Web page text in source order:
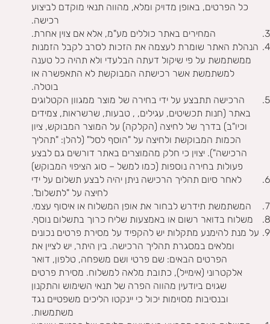
כל הפרטים, באופן מדויק ומלא, מהווה תנאי מוקדם לביצוע
רכישה.
המחירים באתר כוללים מע"מ, אלא אם צוין אחרת.
הנהלת האתר שומרת לעצמה את הזכות לסרב לקבל הזמנות
ממשתמשת על פי שיקול דעתה הבלעדי ולא תהיה כל טענה
למשתמשת אשר רכישתה המבוקשת לא התאפשרה או
בוטלה.
הרכישה תתבצע על ידי בחירה של מוצר ממגוון הקטלוגים
באתר (חנות תכשיטים, עגילים, , טבעות, שרשראות, צמידים
וכיו"ב) בדרך של לחיצה (הקלקה) על המוצר המבוקש, ציון
הכמות המבוקשת ולחיצה על "הוסף לסל" (להלן: "תהליך
הרכישה"). יצוין כי חלק מהמוצרים באתר דורשים גם לבצע
פעולות בחירה נוספות (כמו למשל – סוג הציפוי המבוקש)
לאחר סיום תהליך הרכישה ניתן יהיה לבצע תשלום על ידי
לחיצה על "לתשלום".
המשתמשת תידרש לבחור את אופן המשלוח או איסוף עצמי.
משלוח בדואר רשום או באמצעות שליח כרוך בתשלום נוסף.
על מנת להימנע מתקלות יש להקפיד על מסירת פרטים נכונים
ומלאים במסגרת תהליך הרכישה. בין היתר, יש לציין את
הפרטים הבאים: שם פרטי ושם משפחה, טלפון, דואר
אלקטרוני (אימייל), כתובת מלאה למשלוח. מסירת פרטים
שגוים ביודעין מהווה הפרה של תנאי השימוש והתקנון
ובנסיבות מסוימות יכול כי יינקטו הליכים משפטיים נגד
משתמשות.